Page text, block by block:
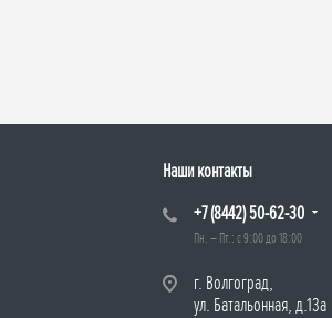
Наши контакты
+7 (8442) 50-62-30
Пн. – Пт.: с 9:00 до 18:00
г. Волгоград,
ул. Батальонная, д.13а